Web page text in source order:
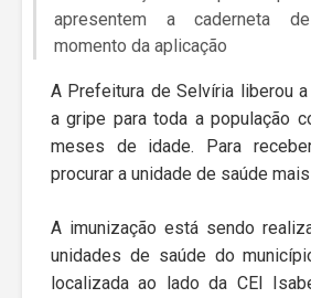
apresentem a caderneta
momento da aplicação
A Prefeitura de Selvíria liberou
a gripe para toda a população
meses de idade. Para
procurar a unidade de saúde
A imunização está sendo
unidades de saúde do
localizada ao lado da CEI